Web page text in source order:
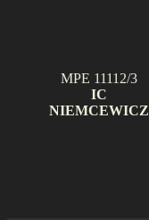
MPE 11112/3
IC
NIEMCEWICZ